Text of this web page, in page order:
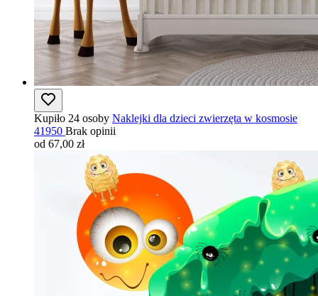
Kupiło 24 osoby Naklejki dla dzieci zwierzęta w kosmosie
41950 Brak opinii
od 67,00 zł